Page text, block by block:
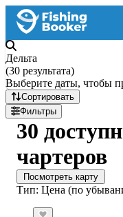
Дельта
(30 результата)
Выберите даты, чтобы
Сортировать
Фильтры
30
чартеров
Посмотреть карту
Тип: Цена (по